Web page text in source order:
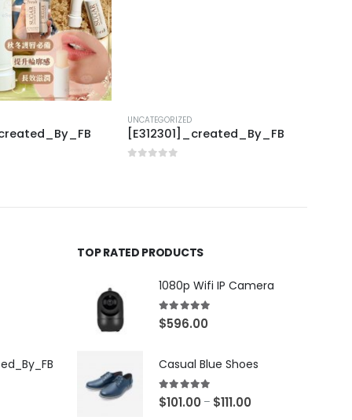
UNCATEGORIZED
[E312301]_created_By_FB
TOP RATED PRODUCTS
1080p Wifi IP Camera
5.00out of 5
$596.00
Casual Blue Shoes
5.00 out of 5
$101.00 – $111.00